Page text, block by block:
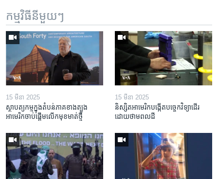
កម្មវិធី​នីមួយៗ
15 មីនា 2025
ស្ថាបត្យកម្ម​ក្នុង​តំបន់​ភាគ​ខាង​ត្បូង​
អាមេរិក​ចាប់ផ្តើម​លើក​មុខមាត់​ថ្មី
15 មីនា 2025
និស្សិត​អាមេរិក​បង្កើត​បច្ចេកវិទ្យា​ដើរ​
ដោយ​ថាមពល​ដី